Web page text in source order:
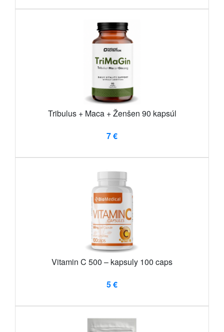
Tribulus + Maca + Ženšen 90 kapsúl
7 €
Vitamin C 500 – kapsuly 100 caps
5 €